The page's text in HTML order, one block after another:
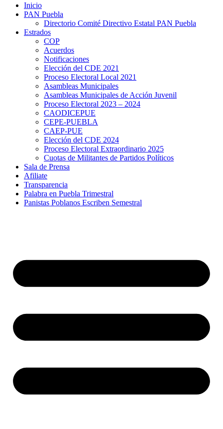
Inicio
PAN Puebla
Directorio Comité Directivo Estatal PAN Puebla
Estrados
COP
Acuerdos
Notificaciones
Elección del CDE 2021
Proceso Electoral Local 2021
Asambleas Municipales
Asambleas Municipales de Acción Juvenil
Proceso Electoral 2023 – 2024
CAODICEPUE
CEPE-PUEBLA
CAEP-PUE
Elección del CDE 2024
Proceso Electoral Extraordinario 2025
Cuotas de Militantes de Partidos Políticos
Sala de Prensa
Afiliate
Transparencia
Palabra en Puebla Trimestral
Panistas Poblanos Escriben Semestral